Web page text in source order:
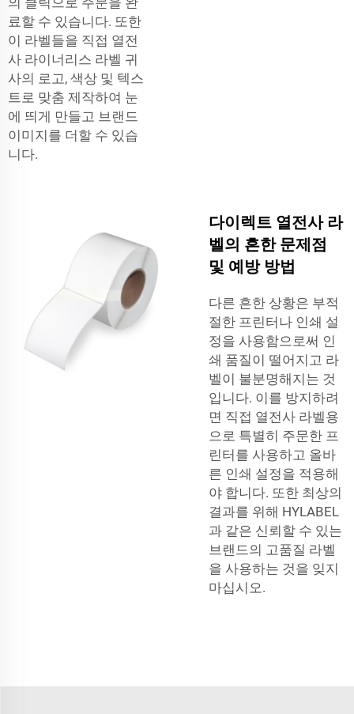
료할 수 있습니다. 또한
이 라벨들을 직접 열전
사 라이너리스 라벨 귀
사의 로고, 색상 및 텍스
트로 맞춤 제작하여 눈
에 띄게 만들고 브랜드
이미지를 더할 수 있습
니다.
다이렉트 열전사 라
벨의 흔한 문제점
및 예방 방법
다른 흔한 상황은 부적
절한 프린터나 인쇄 설
정을 사용함으로써 인
쇄 품질이 떨어지고 라
벨이 불분명해지는 것
입니다. 이를 방지하려
면 직접 열전사 라벨용
으로 특별히 주문한 프
린터를 사용하고 올바
른 인쇄 설정을 적용해
야 합니다. 또한 최상의
결과를 위해 HYLABEL
과 같은 신뢰할 수 있는
브랜드의 고품질 라벨
을 사용하는 것을 잊지
마십시오.